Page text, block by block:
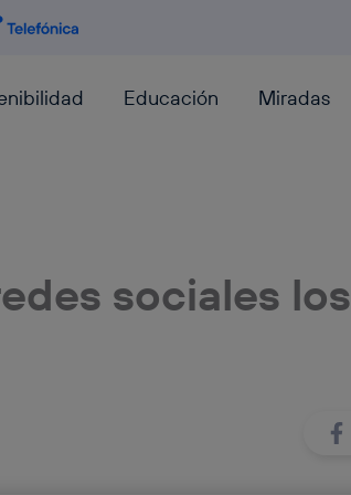
Educación
Miradas
sociales los